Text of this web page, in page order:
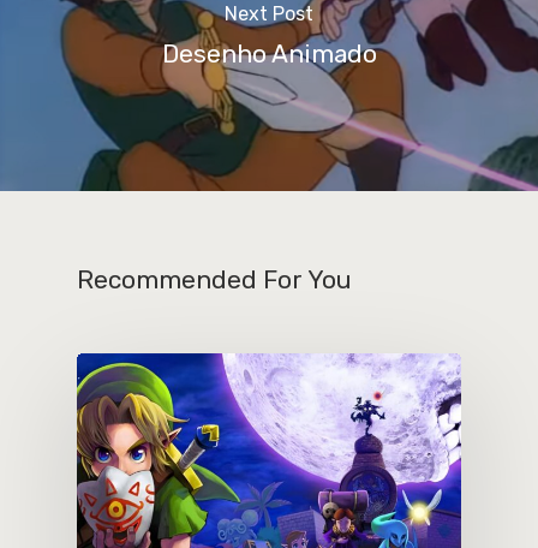
Next Post
Desenho Animado
Recommended For You